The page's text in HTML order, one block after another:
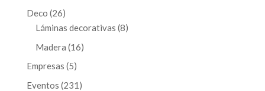
Deco 2626
productos
Láminas decorativas 88
Madera 1616
Empresas 55
productos
Eventos 231 231